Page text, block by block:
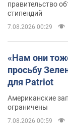
правительство
стипендий
7.08.2026 00:29
«Нам они
просьбу
для Patriot
Американские
ограничены
7.08.2026 00:59